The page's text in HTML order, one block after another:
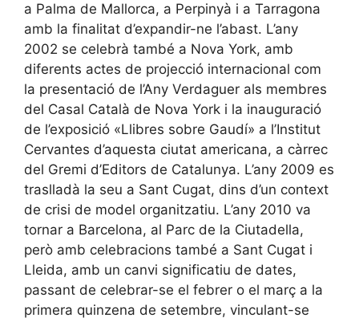
a Palma de Mallorca, a Perpinyà i a Tarragona
amb la finalitat d’expandir-ne l’abast. L’any
2002 se celebrà també a Nova York, amb
diferents actes de projecció internacional com
la presentació de l’Any Verdaguer als membres
del Casal Català de Nova York i la inauguració
de l’exposició «Llibres sobre Gaudí» a l’Institut
Cervantes d’aquesta ciutat americana, a càrrec
del Gremi d’Editors de Catalunya. L’any 2009 es
traslladà la seu a Sant Cugat, dins d’un context
de crisi de model organitzatiu. L’any 2010 va
tornar a Barcelona, al Parc de la Ciutadella,
però amb celebracions també a Sant Cugat i
Lleida, amb un canvi significatiu de dates,
passant de celebrar-se el febrer o el març a la
primera quinzena de setembre, vinculant-se